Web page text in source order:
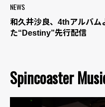
NEWS
和久井沙良、4thアルバム
た“Destiny”先行配信
Spincoaster